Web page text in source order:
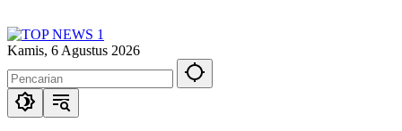
Kamis, 6 Agustus 2026